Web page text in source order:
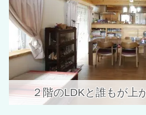
２階のLDKと誰もが上